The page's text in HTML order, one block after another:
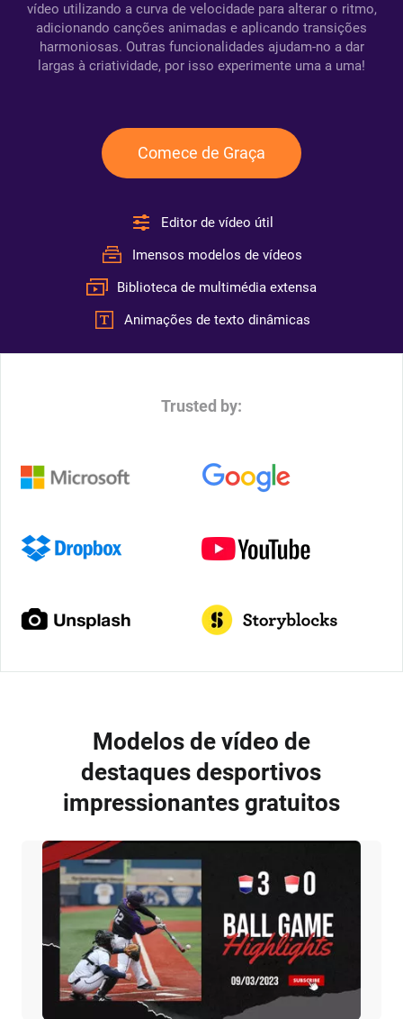
vídeo utilizando a curva de velocidade para alterar o ritmo,
adicionando canções animadas e aplicando transições
harmoniosas. Outras funcionalidades ajudam-no a dar
largas à criatividade, por isso experimente uma a uma!
Comece de Graça
Editor de vídeo útil
Imensos modelos de vídeos
Biblioteca de multimédia extensa
Animações de texto dinâmicas
Trusted by:
Modelos de vídeo de
destaques desportivos
impressionantes gratuitos